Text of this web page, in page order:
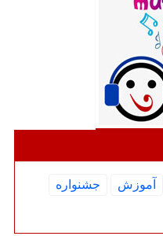
آموزش
جشنواره